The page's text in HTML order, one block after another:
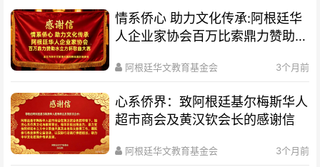
情系侨心 助力文化传承:阿根廷华
人企业家协会百万比索鼎力赞助水
阿根廷华文教育基金会 3个月前
心系侨界​：致阿根廷基尔梅斯华人
超市商会及黄汉钦会长的感谢信
阿根廷华文教育基金会 3个月前